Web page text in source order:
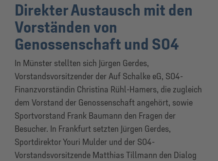
Direkter Austausch mit den
Vorständen von
Genossenschaft und S04
In Münster stellten sich Jürgen Gerdes,
Vorstandsvorsitzender der Auf Schalke eG, S04-
Finanzvorständin Christina Rühl-Hamers, die zugleich
dem Vorstand der Genossenschaft angehört, sowie
Sportvorstand Frank Baumann den Fragen der
Besucher. In Frankfurt setzten Jürgen Gerdes,
Sportdirektor Youri Mulder und der S04-
Vorstandsvorsitzende Matthias Tillmann den Dialog